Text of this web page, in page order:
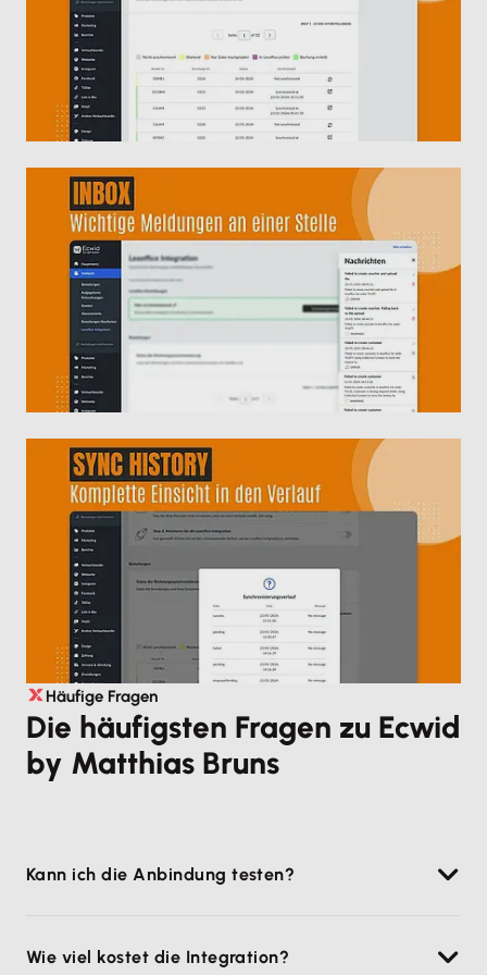
Häufige Fragen
Die häufigsten Fragen zu Ecwid
by Matthias Bruns
Kann ich die Anbindung testen?
kostenlos und unverbindlich getestet werden.
Wie viel kostet die Integration?